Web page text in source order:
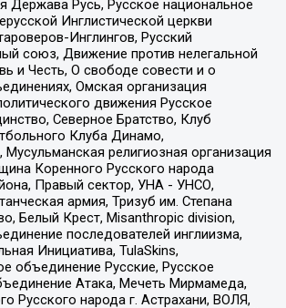
Держава Русь, Русское национальное
Инглистической церкви
Инглингов, Русский
союз, Движение против нелегальной
и Честь, О свободе совести и о
Омская организация
движения Русское
Северное Братство, Клуб
Клуба Динамо,
религиозная организация
Коренного Русского народа
Правый сектор, УНА - УНСО,
армия, Тризуб им. Степана
Белый Крест, Misanthropic division,
последователей инглиизма,
Инициатива, TulaSkins,
объединение Русские, Русское
Атака, Мечеть Мирмамеда,
Русского народа г. Астрахани, ВОЛЯ,